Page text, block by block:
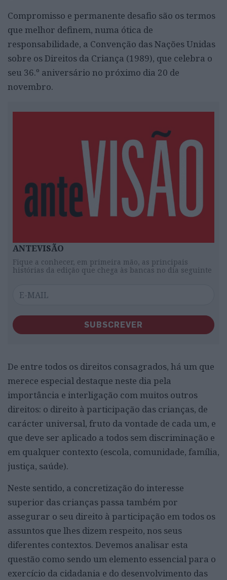
Compromisso e permanente desafio são os termos
que melhor definem, numa ótica de
responsabilidade, a Convenção das Nações Unidas
sobre os Direitos da Criança (1989), que celebra o
seu 36.º aniversário no próximo dia 20 de
novembro.
ANTEVISÃO
Fique a conhecer, em primeira mão, as principais
histórias da edição que chega às bancas no dia seguinte
SUBSCREVER
De entre todos os direitos consagrados, há um que
merece especial destaque neste dia pela
importância e interligação com muitos outros
direitos: o direito à participação das crianças, de
carácter universal, fruto da vontade de cada um, e
que deve ser aplicado a todos sem discriminação e
em qualquer contexto (escola, comunidade, família,
justiça, saúde).
Neste sentido, a concretização do interesse
superior das crianças passa também por
assegurar o seu direito à participação em todos os
assuntos que lhes dizem respeito, nos seus
diferentes contextos. Devemos analisar esta
questão como sendo um elemento essencial para o
exercício da cidadania e do desenvolvimento das